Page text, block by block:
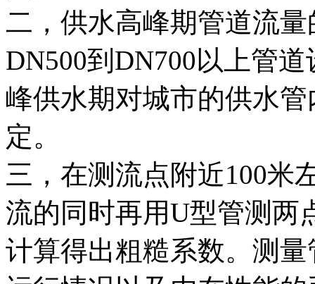
二，供水高峰期管道流
DN500到DN700以上管
峰供水期对城市的供水
定。
三，在测流点附近100米
流的同时再用U型管测两
计算得出粗糙系数。测